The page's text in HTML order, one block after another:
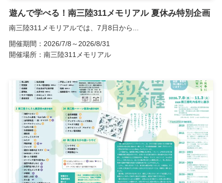
遊んで学べる！南三陸311メモリアル 夏休み特別企画
南三陸311メモリアルでは、7月8日から...
開催期間：2026/7/8～2026/8/31
開催場所：南三陸311メモリアル